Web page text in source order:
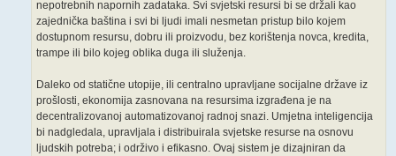
nepotrebnih napornih zadataka. Svi svjetski resursi bi se držali kao
zajednička baština i svi bi ljudi imali nesmetan pristup bilo kojem
dostupnom resursu, dobru ili proizvodu, bez korištenja novca, kredita,
trampe ili bilo kojeg oblika duga ili služenja.
Daleko od statične utopije, ili centralno upravljane socijalne države iz
prošlosti, ekonomija zasnovana na resursima izgrađena je na
decentralizovanoj automatizovanoj radnoj snazi. Umjetna inteligencija
bi nadgledala, upravljala i distribuirala svjetske resurse na osnovu
ljudskih potreba; i održivo i efikasno. Ovaj sistem je dizajniran da